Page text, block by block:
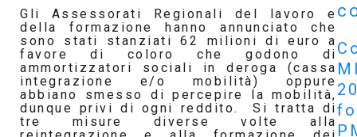
Gli Assessorati Regionali del lavoro e
della formazione hanno annunciato che
sono stati stanziati 62 milioni di euro a
favore di coloro che godono di
ammortizzatori sociali in deroga (cassa
integrazione e/o mobilità) oppure
abbiano smesso di percepire la mobilità,
dunque privi di ogni reddito. Si tratta di
tre misure diverse volte alla